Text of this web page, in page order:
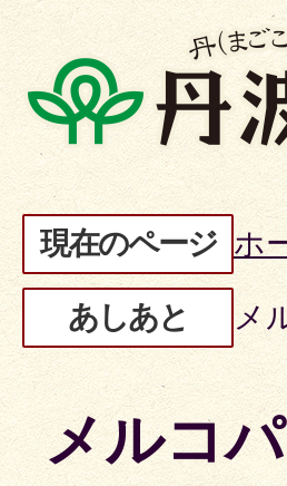
現在のページ ホ
あしあと メ
メルコ